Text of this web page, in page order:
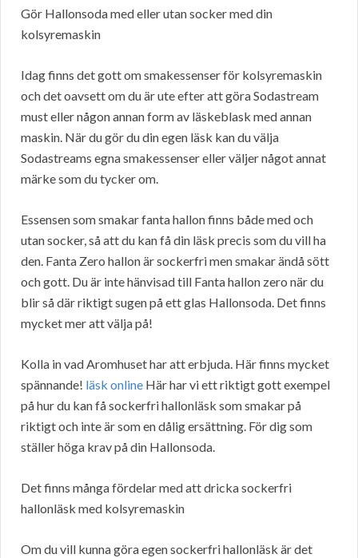
Gör Hallonsoda med eller utan socker med din
kolsyremaskin
Idag finns det gott om smakessenser för kolsyremaskin
och det oavsett om du är ute efter att göra Sodastream
must eller någon annan form av läskeblask med annan
maskin. När du gör du din egen läsk kan du välja
Sodastreams egna smakessenser eller väljer något annat
märke som du tycker om.
Essensen som smakar fanta hallon finns både med och
utan socker, så att du kan få din läsk precis som du vill ha
den. Fanta Zero hallon är sockerfri men smakar ändå sött
och gott. Du är inte hänvisad till Fanta hallon zero när du
blir så där riktigt sugen på ett glas Hallonsoda. Det finns
mycket mer att välja på!
Kolla in vad Aromhuset har att erbjuda. Här finns mycket
spännande! läsk online Här har vi ett riktigt gott exempel
på hur du kan få sockerfri hallonläsk som smakar på
riktigt och inte är som en dålig ersättning. För dig som
ställer höga krav på din Hallonsoda.
Det finns många fördelar med att dricka sockerfri
hallonläsk med kolsyremaskin
Om du vill kunna göra egen sockerfri hallonläsk är det